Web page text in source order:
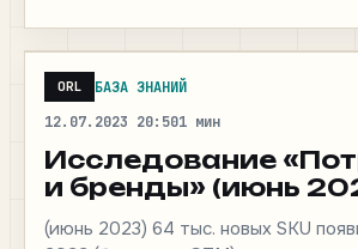
ORL
БАЗА ЗНАНИЙ
12.07.2023 20:501 мин
Исследование
и бренды» (июнь
(июнь 2023) 64 тыс. новых SKU